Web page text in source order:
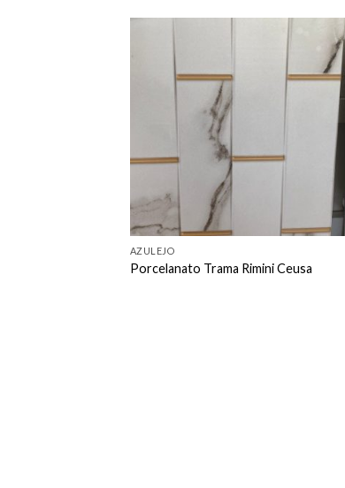
Adicionar
como
AZULEJO
Porcelanato Trama Rimini Ceusa